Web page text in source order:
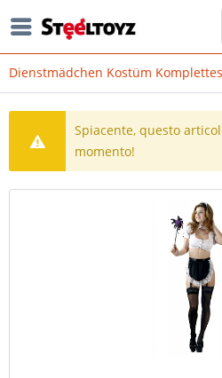
Dienstmädchen Kostüm
Spiacente, questo
momento!